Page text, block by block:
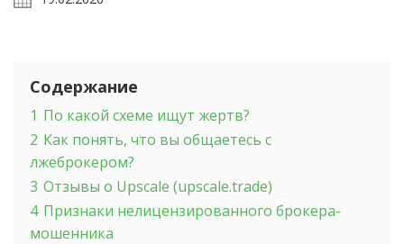
Содержание
1 По какой схеме ищут жертв?
2 Как понять, что вы общаетесь с
лжеброкером?
3 Отзывы о Upscale (upscale.trade)
4 Признаки нелицензированного брокера-
мошенника